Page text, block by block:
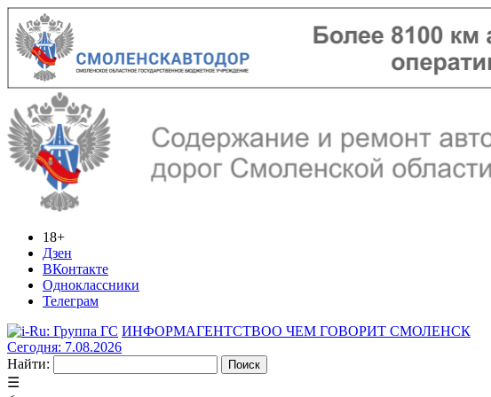
18+
Дзен
ВКонтакте
Одноклассники
Телеграм
ИНФОРМАГЕНТСТВОО ЧЕМ ГОВОРИТ СМОЛЕНСК
Сегодня: 7.08.2026
Найти:
☰